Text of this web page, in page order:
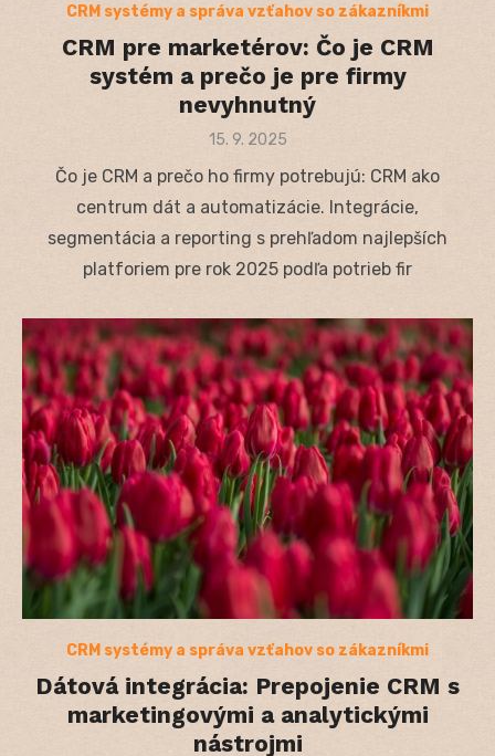
CRM systémy a správa vzťahov so zákazníkmi
CRM pre marketérov: Čo je CRM
systém a prečo je pre firmy
nevyhnutný
Posted
15. 9. 2025
Čo je CRM a prečo ho firmy potrebujú: CRM ako
centrum dát a automatizácie. Integrácie,
segmentácia a reporting s prehľadom najlepších
platforiem pre rok 2025 podľa potrieb fir
CRM systémy a správa vzťahov so zákazníkmi
Dátová integrácia: Prepojenie CRM s
marketingovými a analytickými
nástrojmi